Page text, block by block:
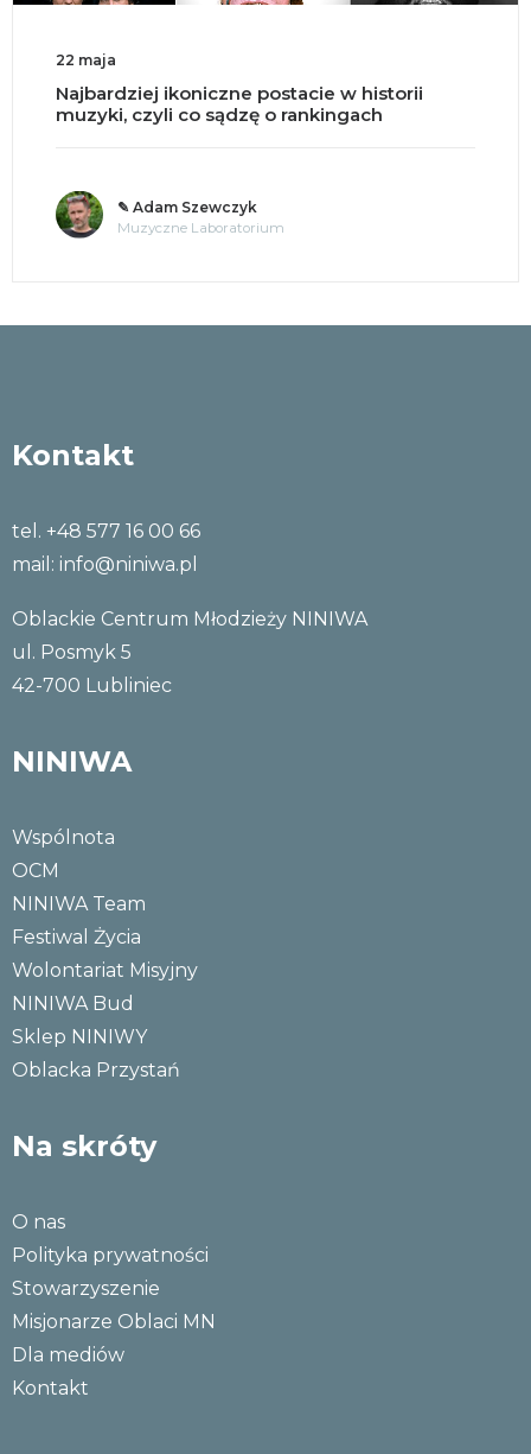
22 maja
Najbardziej ikoniczne postacie w historii
muzyki, czyli co sądzę o rankingach
✎ Adam Szewczyk
Muzyczne Laboratorium
Kontakt
tel. +48 577 16 00 66
mail: info@niniwa.pl
Oblackie Centrum Młodzieży NINIWA
ul. Posmyk 5
42-700 Lubliniec
NINIWA
Wspólnota
OCM
NINIWA Team
Festiwal Życia
Wolontariat Misyjny
NINIWA Bud
Sklep NINIWY
Oblacka Przystań
Na skróty
O nas
Polityka prywatności
Stowarzyszenie
Misjonarze Oblaci MN
Dla mediów
Kontakt